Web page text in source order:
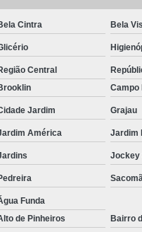
Cintra Bela
Central
Campo
Jardim Grajau
América Jardim
Jockey
Sacomã
Funda
de Pinheiros Bairro